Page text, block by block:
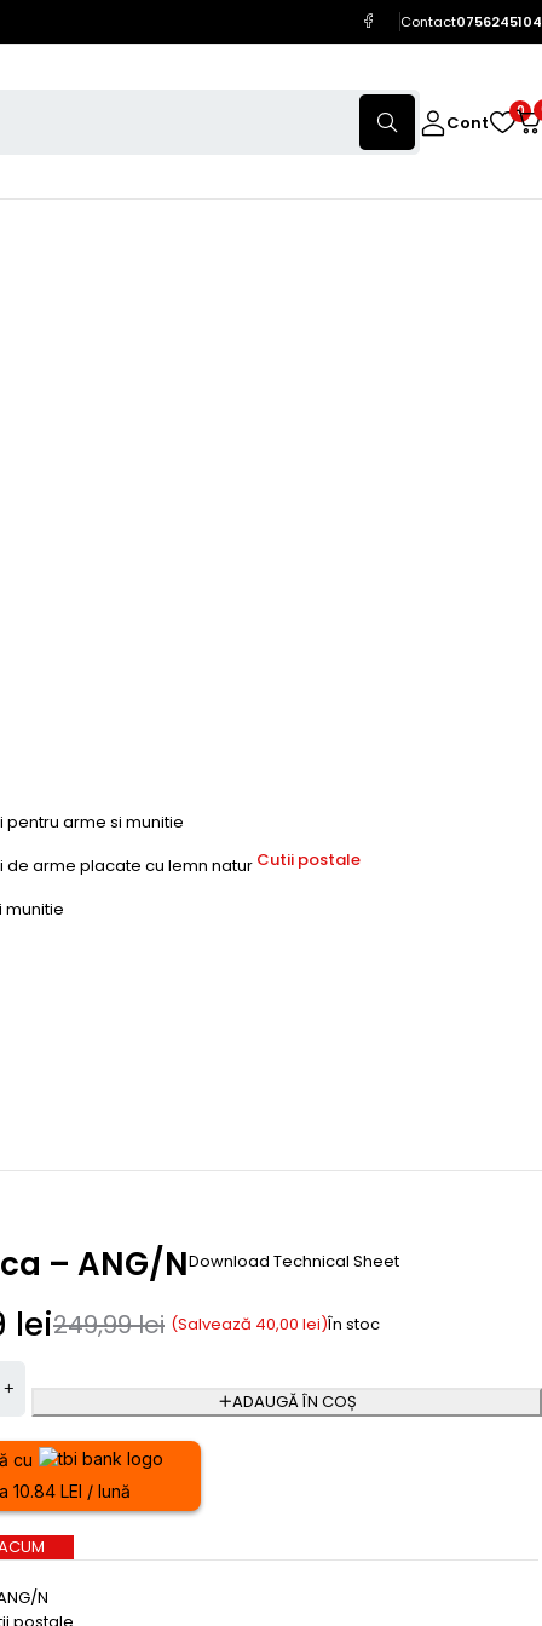
Contact0756245104
Cont
0
pentru arme si munitie
de arme placate cu lemn natur
munitie
Cutii postale
– ANG/NDownload Technical Sheet
249,99lei
lei (Salvează 40,00 lei)În stoc
ADAUGĂ ÎN COȘ
cu
10.84 LEI / lună
N